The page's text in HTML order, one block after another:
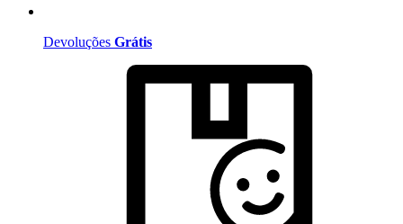
Devoluções Grátis